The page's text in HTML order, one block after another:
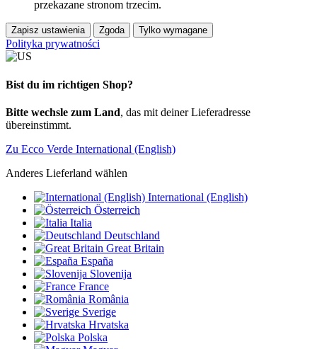
przekazane stronom trzecim.
Zapisz ustawienia Zgoda Tylko wymagane
Polityka prywatności
Bist du im richtigen Shop?
Bitte wechsle zum Land, das mit deiner Lieferadresse
übereinstimmt.
Zu Ecco Verde International (English)
Anderes Lieferland wählen
International (English)
Österreich
Italia
Deutschland
Great Britain
España
Slovenija
France
România
Sverige
Hrvatska
Polska